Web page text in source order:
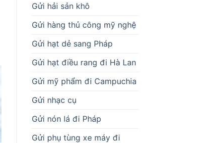
Gửi hải sản khô
Gửi hàng thủ công mỹ nghệ
Gửi hạt dẻ sang Pháp
Gửi hạt điều rang đi Hà Lan
Gửi mỹ phẩm đi Campuchia
Gửi nhạc cụ
Gửi nón lá đi Pháp
Gửi phụ tùng xe máy đi